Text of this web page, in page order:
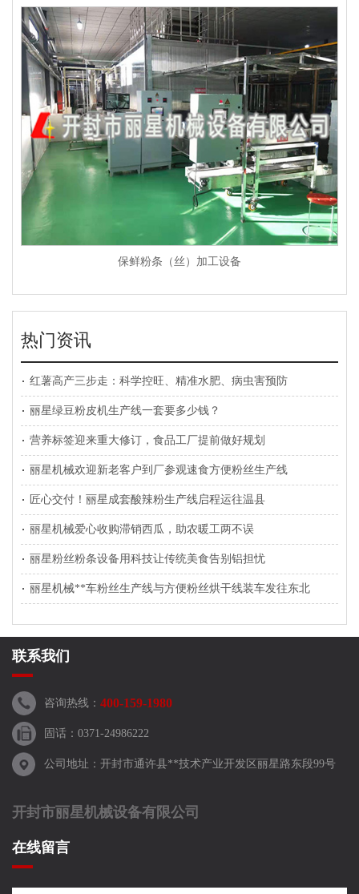
保鲜粉条（丝）加工设备
热门资讯
红薯高产三步走：科学控旺、精准水肥、病虫害预防
丽星绿豆粉皮机生产线一套要多少钱？
营养标签迎来重大修订，食品工厂提前做好规划
丽星机械欢迎新老客户到厂参观速食方便粉丝生产线
匠心交付！丽星成套酸辣粉生产线启程运往温县
丽星机械爱心收购滞销西瓜，助农暖工两不误
丽星粉丝粉条设备用科技让传统美食告别铝担忧
丽星机械**车粉丝生产线与方便粉丝烘干线装车发往东北
联系我们
咨询热线： 400-159-1980
固话：0371-24986222
公司地址：开封市通许县**技术产业开发区丽星路东段99号
开封市丽星机械设备有限公司
在线留言